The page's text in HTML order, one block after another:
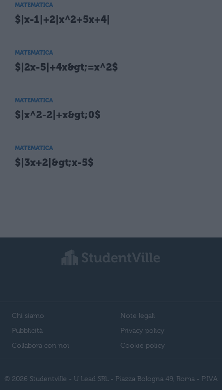
MATEMATICA
$|x-1|+2|x^2+5x+4|
MATEMATICA
$|2x-5|+4x&gt;=x^2$
MATEMATICA
$|x^2-2|+x&gt;0$
MATEMATICA
$|3x+2|&gt;x-5$
Chi siamo
Pubblicità
Collabora con noi
Note legali
Privacy policy
Cookie policy
© 2026 Studentville - U Lead SRL - Piazza Bologna 49, Roma - P.IVA